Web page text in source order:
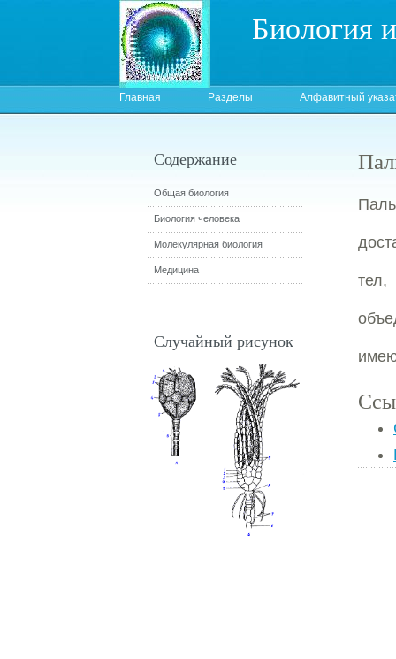
Биология
Главная Разделы Алфавитный
Содержание
Общая биология
Биология человека
Молекулярная биология
Медицина
Случайный рисунок